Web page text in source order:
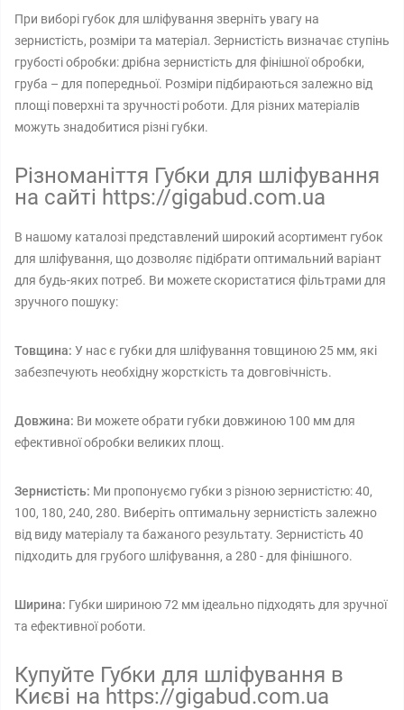
При виборі губок для шліфування зверніть увагу на
зернистість, розміри та матеріал. Зернистість визначає ступінь
грубості обробки: дрібна зернистість для фінішної обробки,
груба – для попередньої. Розміри підбираються залежно від
площі поверхні та зручності роботи. Для різних матеріалів
можуть знадобитися різні губки.
Різноманіття Губки для шліфування
на сайті https://gigabud.com.ua
В нашому каталозі представлений широкий асортимент губок
для шліфування, що дозволяє підібрати оптимальний варіант
для будь-яких потреб. Ви можете скористатися фільтрами для
зручного пошуку:
Товщина: У нас є губки для шліфування товщиною 25 мм, які
забезпечують необхідну жорсткість та довговічність.
Довжина: Ви можете обрати губки довжиною 100 мм для
ефективної обробки великих площ.
Зернистість: Ми пропонуємо губки з різною зернистістю: 40,
100, 180, 240, 280. Виберіть оптимальну зернистість залежно
від виду матеріалу та бажаного результату. Зернистість 40
підходить для грубого шліфування, а 280 - для фінішного.
Ширина: Губки шириною 72 мм ідеально підходять для зручної
та ефективної роботи.
Купуйте Губки для шліфування в
Києві на https://gigabud.com.ua